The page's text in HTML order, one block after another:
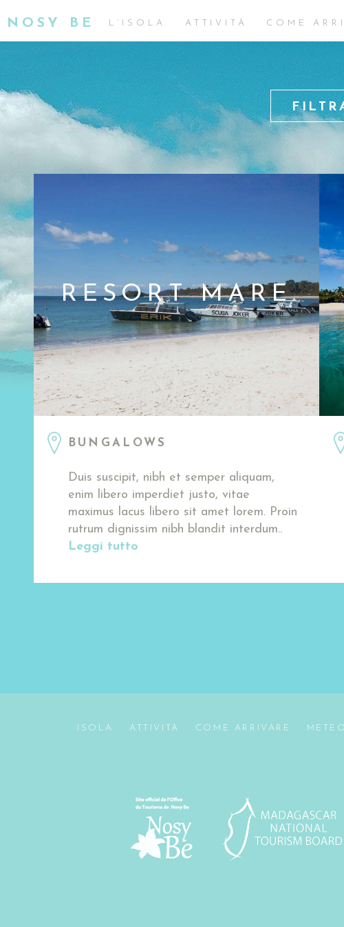
NOSY BE L’ISOLA ATTIVITÀ COME
RESORT MARE
BUNGALOWS
Duis suscipit, nibh et semper aliquam,
enim libero imperdiet justo, vitae
maximus lacus libero sit amet lorem. Proin
rutrum dignissim nibh blandit interdum..
Leggi tutto
ISOLA ATTIVITÀ COME ARRIVARE METEO